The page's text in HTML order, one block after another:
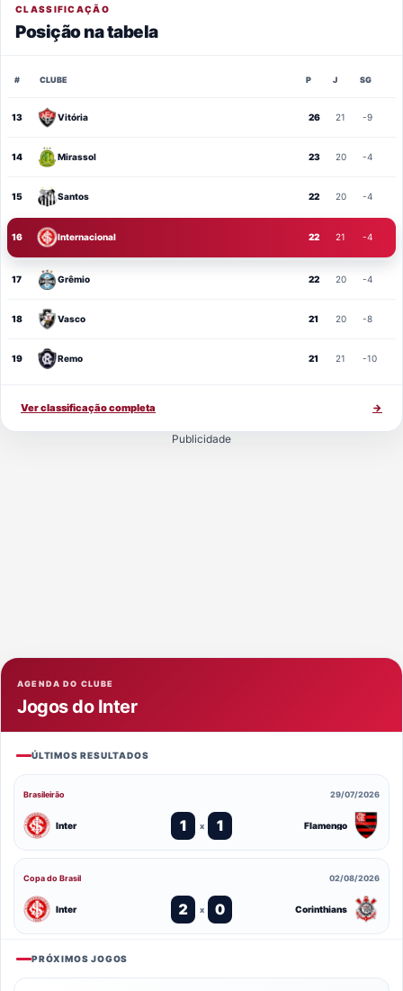
CLASSIFICAÇÃO
Posição na tabela
# CLUBE P J SG
13 Vitória 26 21 -9
14 Mirassol 23 20 -4
15 Santos 22 20 -4
16 Internacional 22 21 -4
17 Grêmio 22 20 -4
18 Vasco 21 20 -8
19 Remo 21 21 -10
Ver classificação completa →
Publicidade
AGENDA DO CLUBE
Jogos do Inter
ÚLTIMOS RESULTADOS
Brasileirão 29/07/2026
Inter 1 x 1 Flamengo
Copa do Brasil 02/08/2026
Inter 2 x 0 Corinthians
PRÓXIMOS JOGOS